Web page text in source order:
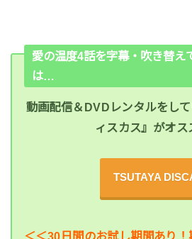
愛の温度4話を字幕・吹き替え
は…
動画配信＆DVDレンタルをし
ィスカス』がオス
TSUTAYA
＜＜30日間のお試し期間あり